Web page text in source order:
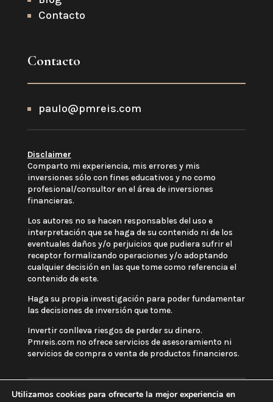
Contacto
Contacto
paulo@pmreis.com
Disclaimer
Comparto mi experiencia, mis errores y mis
inversiones sólo con fines educativos y no como
profesional/consultor en el área de inversiones
financieras.
Los autores no se hacen responsables del uso e
interpretación que se haga de su contenido ni de los
eventuales daños y/o perjuicios que pudiera sufrir el
receptor formalizando operaciones y/o adoptando
cualquier decisión en las que tome como referencia el
contenido de este.
Haga su propia investigación para poder fundamentar
las decisiones de inversión que tome.
Invertir conlleva riesgos de perder su dinero.
Pmreis.com no ofrece servicios de asesoramiento ni
servicios de compra o venta de productos financieros.
Utilizamos cookies para ofrecerte la mejor experiencia en